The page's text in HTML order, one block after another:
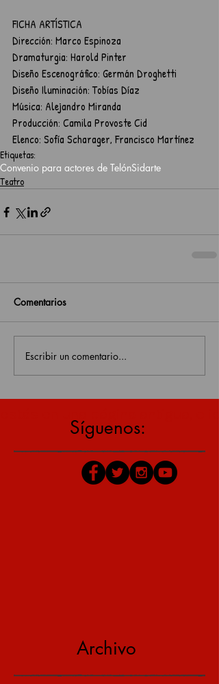
FICHA ARTÍSTICA
Dirección: Marco Espinoza
Dramaturgia: Harold Pinter
Diseño Escenográfico: Germán Droghetti
Diseño Iluminación: Tobías Díaz
Música: Alejandro Miranda
Producción: Camila Provoste Cid
Elenco: Sofía Scharager, Francisco Martínez
Etiquetas:
Convenio para actores de TelónSidarte
Teatro
Comentarios
Escribir un comentario...
Síguenos:
Archivo